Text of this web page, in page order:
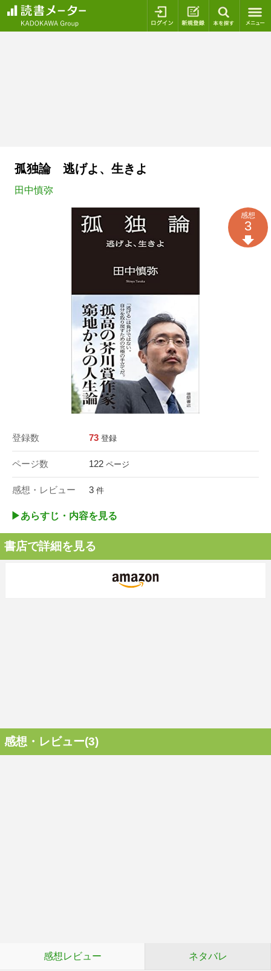
ログイン 新規登録
孤独論 逃げよ、生きよ
田中慎弥
登録数 73 登録
ページ数 122 ページ
感想・レビュー 3 件
感想
3
▶︎あらすじ・内容を見る
書店で詳細を見る
感想・レビュー(3)
感想レビュー ネタバレ